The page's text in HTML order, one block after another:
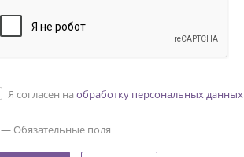
Я согласен наобработку персональных данных
— Обязательные поля